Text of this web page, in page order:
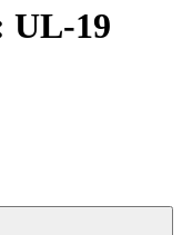
UL-19